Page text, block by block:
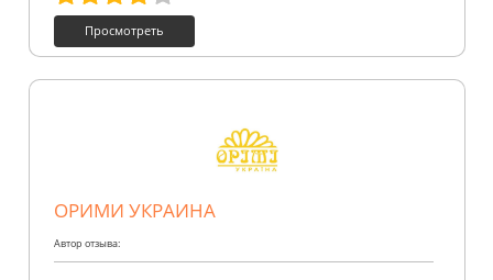
Просмотреть
ОРИМИ УКРАИНА
Автор отзыва: